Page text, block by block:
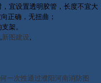
宜设置透明胶管，长度不宜大
正确，无扭曲；
架。
,新图建设,
一次性通过濮阳河南消防图